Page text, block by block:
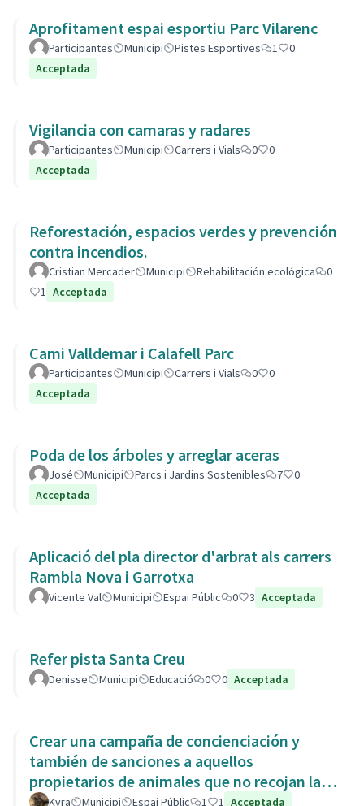
Aprofitament espai esportiu Parc Vilarenc
Participantes Municipi Pistes Esportives 1
0
Acceptada
Vigilancia con camaras y radares
Participantes Municipi Carrers i Vials 0
0
Acceptada
Reforestación, espacios verdes y prevención
contra incendios.
Cristian Mercader Municipi Rehabilitación ecológica
0
1 Acceptada
Cami Valldemar i Calafell Parc
Participantes Municipi Carrers i Vials 0
0
Acceptada
Poda de los árboles y arreglar aceras
José Municipi Parcs i Jardins Sostenibles 7
0
Acceptada
Aplicació del pla director d'arbrat als carrers
Rambla Nova i Garrotxa
Vicente Val Municipi Espai Públic 0 3 Acceptada
Refer pista Santa Creu
Denisse Municipi Educació 0 0 Acceptada
Crear una campaña de concienciación y
también de sanciones a aquellos
propietarios de animales que no recojan las
heces de las aceras. Es responsabili
Kyra Municipi Espai Públic 1 1 Acceptada